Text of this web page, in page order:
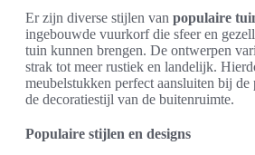
Er zijn diverse stijlen van populaire
ingebouwde vuurkorf die sfeer en
tuin kunnen brengen. De ontwerpen
strak tot meer rustiek en landelijk.
meubelstukken perfect aansluiten bij de
de decoratiestijl van de buitenruimte.
Populaire stijlen en designs